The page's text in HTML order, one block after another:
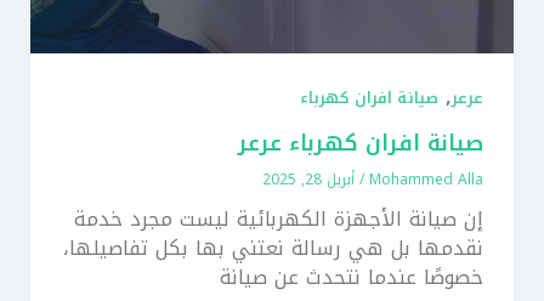
عرعر, صيانة افران كهرباء
صيانة افران كهرباء عرعر
Mohammed Alla
/أبريل 28, 2025
إن صيانة الأجهزة الكهربائية ليست مجرد خدمة
نقدمها بل هي رسالة نعتني بها بكل تفاصيلها،
خصوصًا عندما نتحدث عن صيانة